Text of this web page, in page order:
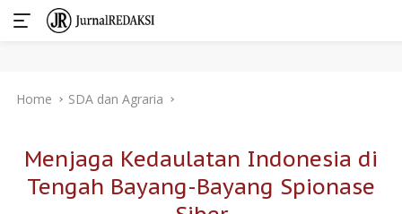
Home SDA dan Agraria
Menjaga Kedaulatan Indonesia di
Tengah Bayang-Bayang Spionase